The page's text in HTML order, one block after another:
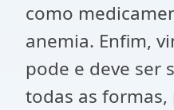
como
anemia. Enfim,
pode e deve ser
todas as